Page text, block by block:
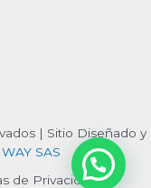
| Sitio Diseñado y
SAS
de Privacidad